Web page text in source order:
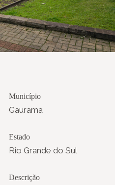
Município
Gaurama
Estado
Rio Grande do Sul
Descrição